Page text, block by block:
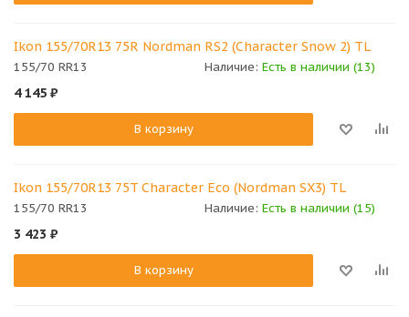
Ikon 155/70R13 75R Nordman RS2 (Character Snow 2) TL
155/70 RR13 Наличие: Есть в наличии (13)
4 145 ₽
В корзину
Ikon 155/70R13 75T Character Eco (Nordman SX3) TL
155/70 RR13 Наличие: Есть в наличии (15)
3 423 ₽
В корзину